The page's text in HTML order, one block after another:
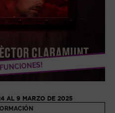
AL 9 MARZO DE 2025